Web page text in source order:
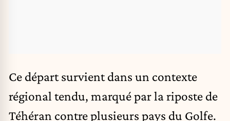
Ce départ survient dans un contexte
régional tendu, marqué par la riposte de
Téhéran contre plusieurs pays du Golfe.